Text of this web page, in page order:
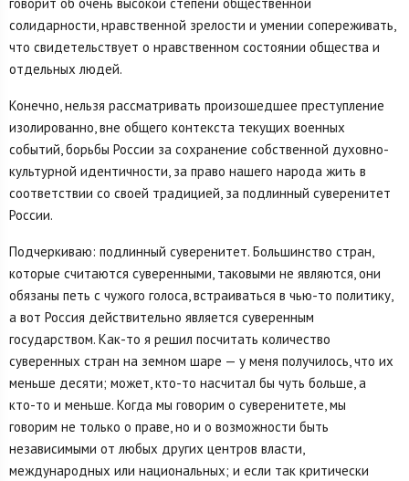
солидарности, нравственной зрелости и умении сопереживать,
что свидетельствует о нравственном состоянии общества и
отдельных людей.
Конечно, нельзя рассматривать произошедшее преступление
изолированно, вне общего контекста текущих военных
событий, борьбы России за сохранение собственной духовно-
культурной идентичности, за право нашего народа жить в
соответствии со своей традицией, за подлинный суверенитет
России.
Подчеркиваю: подлинный суверенитет. Большинство стран,
которые считаются суверенными, таковыми не являются, они
обязаны петь с чужого голоса, встраиваться в чью-то политику,
а вот Россия действительно является суверенным
государством. Как-то я решил посчитать количество
суверенных стран на земном шаре — у меня получилось, что их
меньше десяти; может, кто-то насчитал бы чуть больше, а
кто-то и меньше. Когда мы говорим о суверенитете, мы
говорим не только о праве, но и о возможности быть
независимыми от любых других центров власти,
международных или национальных; и если так критически